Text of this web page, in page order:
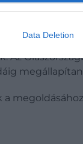
Data Deletion
a
Az